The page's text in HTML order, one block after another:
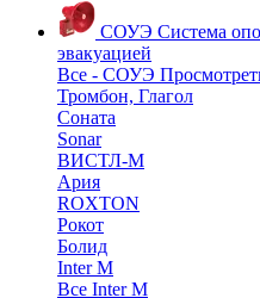
СОУЭ Система
эвакуацией
Все - СОУЭ
Тромбон, Глагол
Соната
Sonar
ВИСТЛ-М
Ария
ROXTON
Рокот
Болид
Inter M
Все Inter M